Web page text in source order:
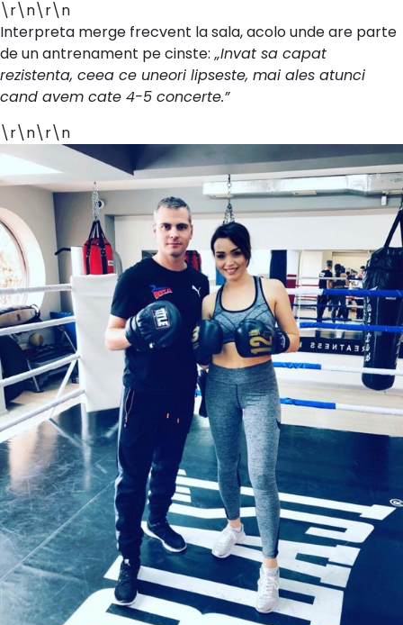
\r\n\r\n
Interpreta merge frecvent la sala, acolo unde are parte
de un antrenament pe cinste: „Invat sa capat
rezistenta, ceea ce uneori lipseste, mai ales atunci
cand avem cate 4-5 concerte.”
\r\n\r\n